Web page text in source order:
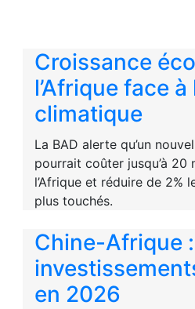
Croissance
l’Afrique face
climatique
La BAD alerte qu’un
pourrait coûter jusqu’à 20
l’Afrique et réduire de 2%
plus touchés.
Chine-Afrique
en 2026